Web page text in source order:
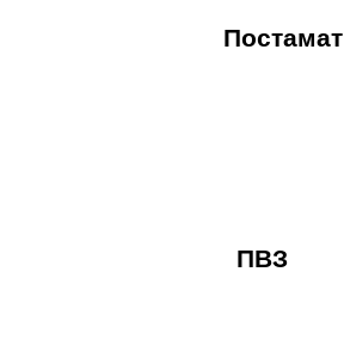
Постамат
ПВЗ